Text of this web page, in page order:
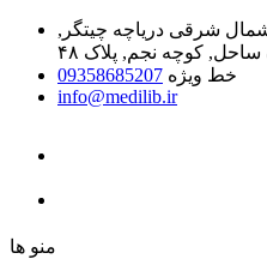
شرقی دریاچه چیتگر,
کوچه نجم, پلاک ۴۸
خط ویژه 09358685207
info@medilib.ir
ﻣﻨﻮ ﻫﺎ